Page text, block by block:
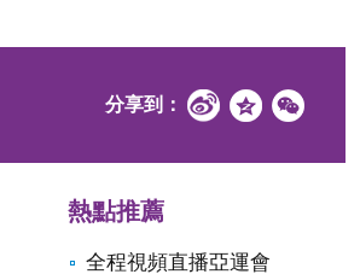
分享到：
熱點推薦
全程視頻直播亞運會